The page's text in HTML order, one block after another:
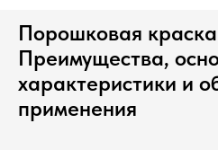
Порошковая
Преимущества,
характеристики и
применения